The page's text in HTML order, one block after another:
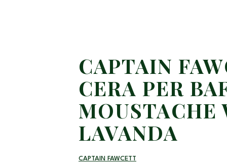
CAPTAIN
CERA PER
MOUSTACHE
LAVANDA
CAPTAIN FAWCETT